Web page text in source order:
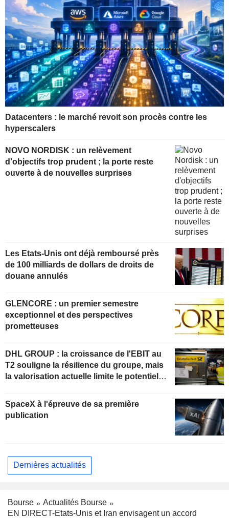
Datacenters : le marché revoit son procès contre les
hyperscalers
NOVO NORDISK : un relèvement
d'objectifs trop prudent ; la porte reste
ouverte à de nouvelles surprises
Les Etats-Unis ont déjà remboursé près
de 100 milliards de dollars de droits de
douane annulés
GLENCORE : un premier semestre
exceptionnel et des perspectives
prometteuses
DHL GROUP : la croissance de l'EBIT au
T2 souligne la résilience du groupe, mais
la valorisation actuelle limite le potentiel
SpaceX à l'épreuve de sa première
publication
Dernières actualités
Bourse
Actualités Bourse
EN DIRECT-Etats-Unis et Iran envisagent un accord